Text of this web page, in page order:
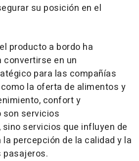
su posición en el
producto a bordo ha
convertirse en un
para las compañías
la oferta de alimentos y
confort y
son servicios
servicios que influyen de
percepción de la calidad y la